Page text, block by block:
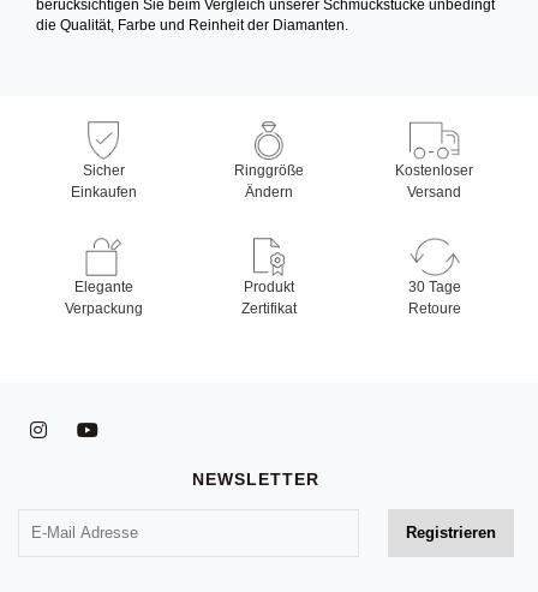
berücksichtigen Sie beim Vergleich unserer Schmuckstücke unbedingt
die Qualität, Farbe und Reinheit der Diamanten.
Sicher
Einkaufen
Ringgröße
Ändern
Kostenloser
Versand
Elegante
Verpackung
Produkt
Zertifikat
30 Tage
Retoure
NEWSLETTER